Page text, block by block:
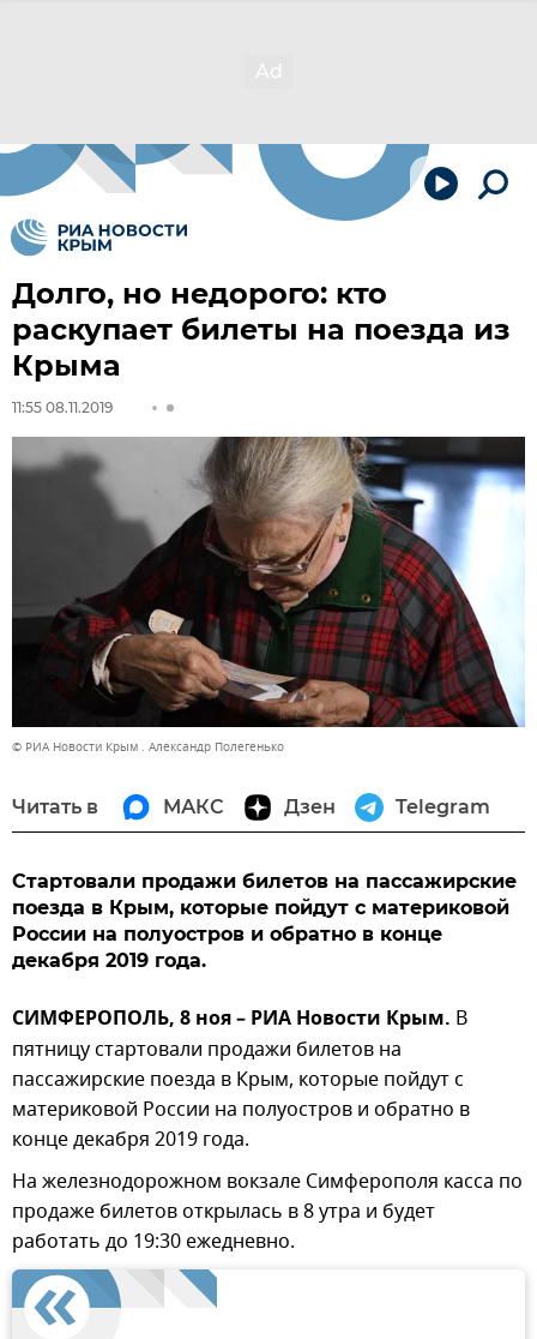
Долго, но недорого: кто
раскупает билеты на поезда из
Крыма
11:55 08.11.2019
© РИА Новости Крым . Александр Полегенько
Читать в МАКС Дзен Telegram
Стартовали продажи билетов на пассажирские
поезда в Крым, которые пойдут с материковой
России на полуостров и обратно в конце
декабря 2019 года.
СИМФЕРОПОЛЬ, 8 ноя – РИА Новости Крым. В
пятницу стартовали продажи билетов на
пассажирские поезда в Крым, которые пойдут с
материковой России на полуостров и обратно в
конце декабря 2019 года.
На железнодорожном вокзале Симферополя касса по
продаже билетов открылась в 8 утра и будет
работать до 19:30 ежедневно.